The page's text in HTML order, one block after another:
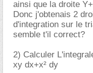
ainsi que la droite
Donc j'obtenais 2
d'integration sur le
semble t'il correct?
2) Calculer
xy dx+x² dy